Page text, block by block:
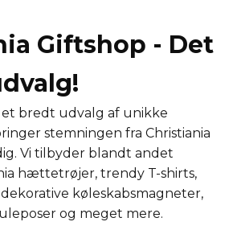
Giftshop - Det
et bredt udvalg af unikke
stemningen fra Christiania
Vi tilbyder blandt andet
hættetrøjer, trendy T-shirts,
køleskabsmagneter,
og meget mere.